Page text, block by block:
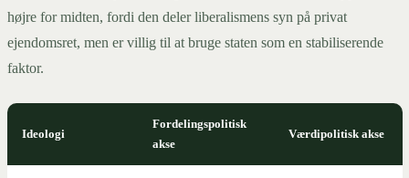
højre for midten, fordi den deler liberalismens syn på privat
ejendomsret, men er villig til at bruge staten som en stabiliserende
faktor.
Ideologi
Fordelingspolitisk
akse
Værdipolitisk akse